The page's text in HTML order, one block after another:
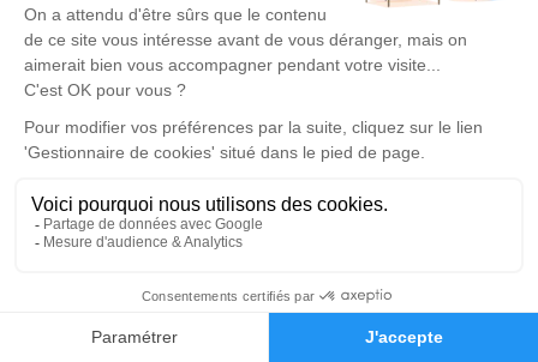
Faire-part Hommages
Marcelin Henri HELLEU.
Un service de plantation d’arbre hommage est
disponible ici.
Je rends hommage
Cérémonie civile
Crématorium de Canet-en-Roussillon
196 Avenue de Perpignan